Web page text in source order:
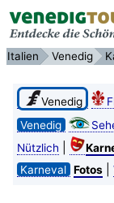
Italien Venedig
Venedig
Venedig
Nützlich
Karneval Fotos|